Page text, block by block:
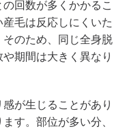
回数が多くかかるこ
毛は反応しにくいた
のため、同じ全身脱
期間は大きく異なり
が生じることがあり
す。部位が多い分、